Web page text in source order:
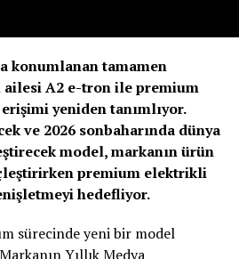
güvenliği de sunuyor.
bina otomasyonunun
ve gölgeleme sistemlerinin
yönetilmesi yalnızca
Aynı zamanda enerji
işletme maliyetlerinin
hedeflerine katkı
konumlanan tamamen
A2 e-tron ile premium
yeniden tanımlıyor.
ve 2026 sonbaharında dünya
model, markanın ürün
premium elektrikli
hedefliyor.
sürecinde yeni bir model
Yıllık Medya